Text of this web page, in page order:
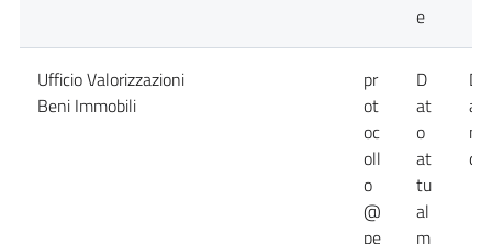
e
Ufficio Valorizzazioni
Beni Immobili
pr
ot
oc
oll
o
@
pe
D
at
o
at
tu
al
m